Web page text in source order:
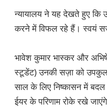
न्यायालय ने यह देखते हुए कि
करने में विफल रहे हैं। स्वयं
भावेश कुमार भास्कर और
स्टूडेंट) उनकी सज़ा को
साल के लिए निष्कासन में
ईयर के परिणाम रोके रखे